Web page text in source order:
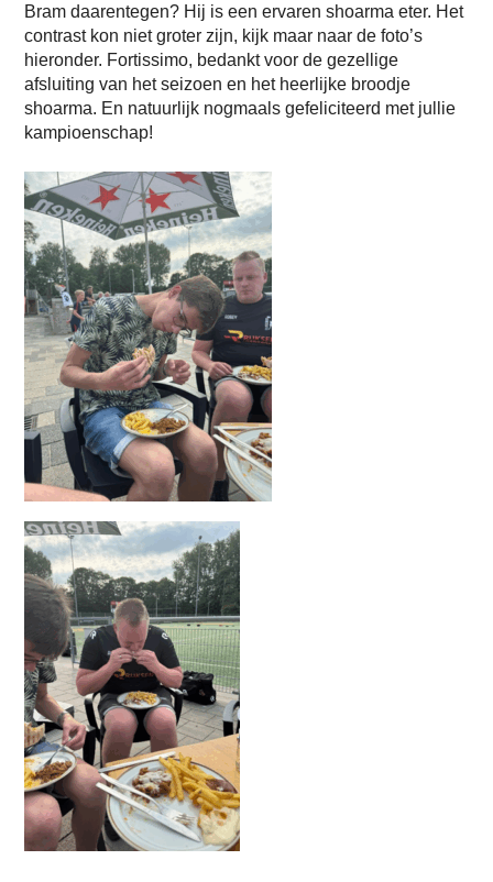
Bram daarentegen? Hij is een ervaren shoarma eter. Het
contrast kon niet groter zijn, kijk maar naar de foto’s
hieronder. Fortissimo, bedankt voor de gezellige
afsluiting van het seizoen en het heerlijke broodje
shoarma. En natuurlijk nogmaals gefeliciteerd met jullie
kampioenschap!